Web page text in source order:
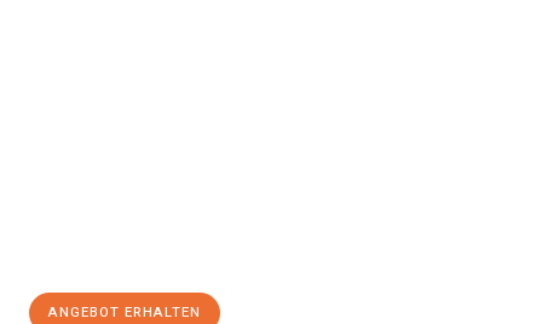
ANGEBOT ERHALTEN